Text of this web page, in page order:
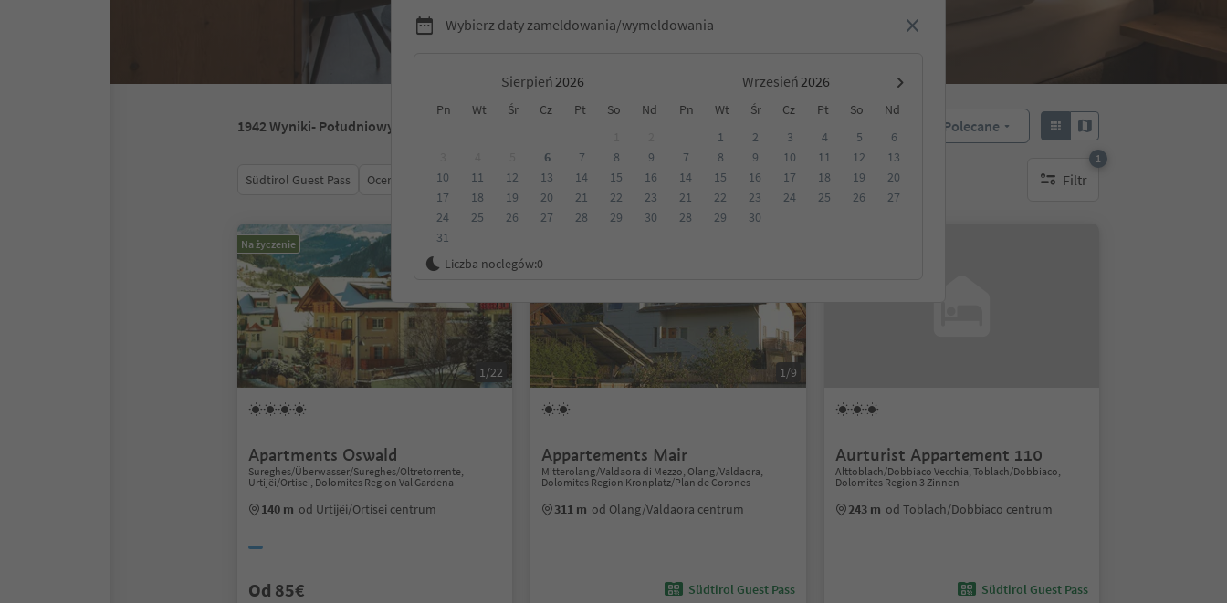
Wybierz daty zameldowania/wymeldowania
Sierpień Wrzesień
Pn Wt Śr Cz Pt So Nd Pn Wt Śr Cz Pt So
Nd
6 7 8
9
10
11 12 13 14 15
16
17
18 19 20 21 22
23
24
25 26 27 28 29
30
31
1 2 3 4 5
6
7
8 9 10 11 12
13
14
15 16 17 18 19
20
21
22 23 24 25 26
27
28
29 30
Liczba noclegów:0
1942Wyniki- Południowy Tyrol Polecane
Südtirol Guest Pass Ocena Kategoria Opcje wyżywienia Ekologiczne zakwaterowanie Filtr
1
1 aktywny filtr
Na życzenie
1/22
Apartments Oswald
Sureghes/Überwasser/Sureghes/Oltretorrente,
Urtijëi/Ortisei, Dolomites Region Val Gardena
140 m od Urtijëi/Ortisei centrum
Od 85€
1/9
Appartements Mair
Mitterolang/Valdaora di Mezzo, Olang/Valdaora,
Dolomites Region Kronplatz/Plan de Corones
311 m od Olang/Valdaora centrum
Südtirol Guest Pass
Aurturist Appartement 110
Alttoblach/Dobbiaco Vecchia, Toblach/Dobbiaco,
Dolomites Region 3 Zinnen
243 m od Toblach/Dobbiaco centrum
Südtirol Guest Pass